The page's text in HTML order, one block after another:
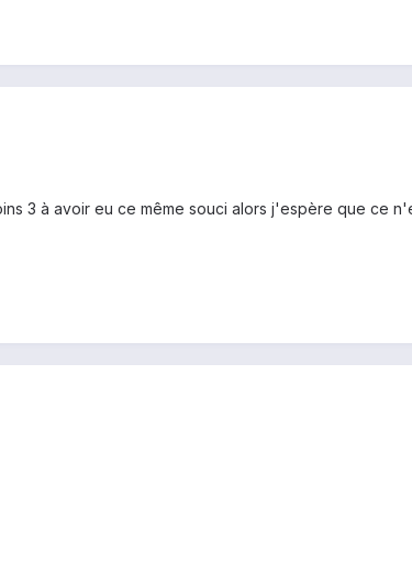
3 à avoir eu ce même souci alors j'espère que ce